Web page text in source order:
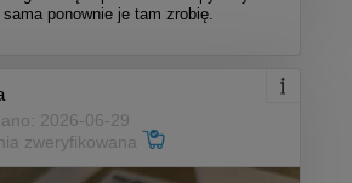
ponownie je tam zrobię.
2026-06-29
zweryfikowana